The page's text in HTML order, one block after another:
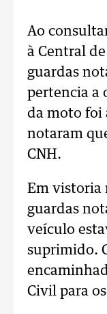
Ao
à Central
guardas
pertencia a
da moto foi
notaram
CNH.
Em vistoria
guardas
veículo
suprimido.
Civil para